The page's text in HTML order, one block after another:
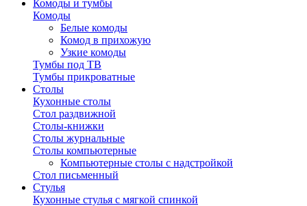
Комоды и тумбы
Комоды
Белые комоды
Комод в прихожую
Узкие комоды
Тумбы под ТВ
Тумбы прикроватные
Столы
Кухонные столы
Стол раздвижной
Столы-книжки
Столы журнальные
Столы компьютерные
Компьютерные столы с надстройкой
Стол письменный
Стулья
Кухонные стулья с мягкой спинкой